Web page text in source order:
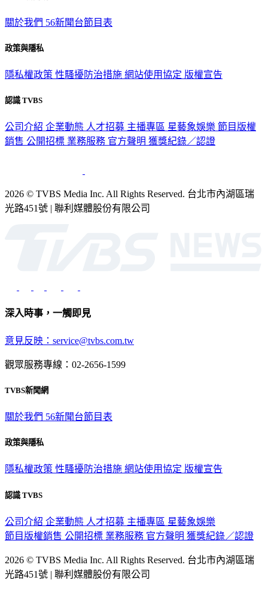
關於我們 56新聞台節目表
政策與隱私
隱私權政策 性騷擾防治措施 網站使用協定 版權宣告
認識 TVBS
公司介紹 企業動態 人才招募 主播專區 星藝象娛樂 節目版權
銷售 公開招標 業務服務 官方聲明 獲獎紀錄／認證
2026 © TVBS Media Inc. All Rights Reserved. 台北市內湖區瑞
光路451號 | 聯利媒體股份有限公司
深入時事，一觸即見
意見反映：service@tvbs.com.tw
觀眾服務專線：02-2656-1599
TVBS新聞網
關於我們 56新聞台節目表
政策與隱私
隱私權政策 性騷擾防治措施 網站使用協定 版權宣告
認識 TVBS
公司介紹 企業動態 人才招募 主播專區 星藝象娛樂
節目版權銷售 公開招標 業務服務 官方聲明 獲獎紀錄／認證
2026 © TVBS Media Inc. All Rights Reserved. 台北市內湖區瑞
光路451號 | 聯利媒體股份有限公司